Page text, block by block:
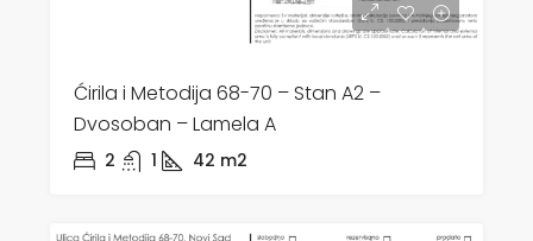
Ćirila i Metodija 68-70 – Stan A2 –
Dvosoban – Lamela A
2 1 42 m2